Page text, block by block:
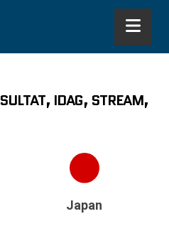
IDAG, STREAM,
Japan